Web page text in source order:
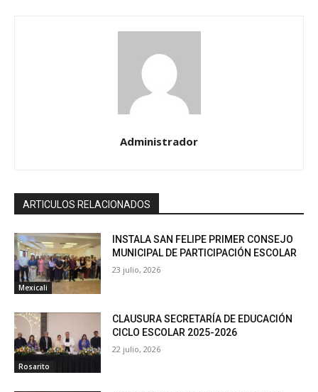
Administrador
ARTICULOS RELACIONADOS
Mexicali
INSTALA SAN FELIPE PRIMER CONSEJO
MUNICIPAL DE PARTICIPACIÓN ESCOLAR
23 julio, 2026
Rosarito
CLAUSURA SECRETARÍA DE EDUCACIÓN
CICLO ESCOLAR 2025-2026
22 julio, 2026